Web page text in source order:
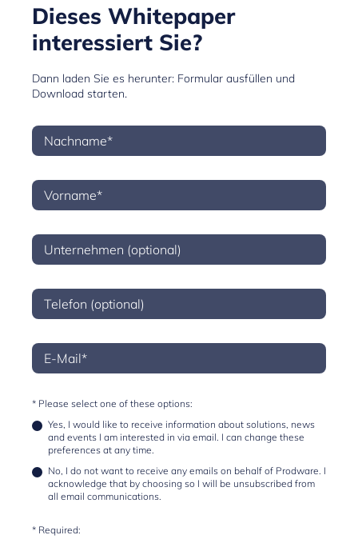
Dieses Whitepaper
interessiert Sie?
Dann laden Sie es herunter: Formular ausfüllen und
Download starten.
* Please select one of these options:
Yes, I would like to receive information about solutions, news
and events I am interested in via email. I can change these
preferences at any time.
No, I do not want to receive any emails on behalf of Prodware. I
acknowledge that by choosing so I will be unsubscribed from
all email communications.
* Required: